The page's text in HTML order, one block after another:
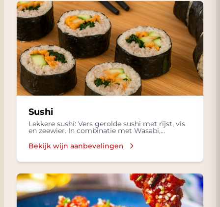
Sushi
Lekkere sushi: Vers gerolde sushi met rijst, vis
en zeewier. In combinatie met Wasabi,
Bekijk wijn aanbevelingen